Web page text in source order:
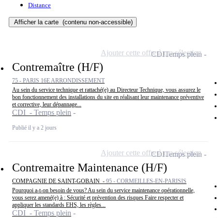
Distance
Afficher la carte (contenu non-accessible)
Contremaître (H/F)
75 - PARIS 16E ARRONDISSEMENT
Au sein du service technique et rattaché(e) au Directeur Technique, vous assurez le
bon fonctionnement des installations du site en réalisant leur maintenance préventive
et corrective, leur dépannage...
CDI - Temps plein
Publié il y a 2 jours
CDITemps plein
Ajouter cette offre à ma sélection
Contremaitre Maintenance (H/F)
COMPAGNIE DE SAINT-GOBAIN - 95 - CORMEILLES-EN-PARISIS
Pourquoi a-t-on besoin de vous? Au sein du service maintenance opérationnelle,
vous serez amené(e) à : Sécurité et prévention des risques Faire respecter et
appliquer les standards EHS, les règles...
CDI - Temps plein
CDITemps plein
Ajouter cette offre à ma sélection